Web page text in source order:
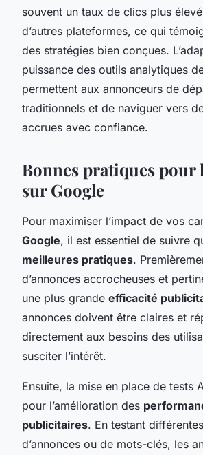
souvent un taux de clics plus
d’autres plateformes, ce qui
des stratégies bien conçues.
puissance des outils analytiques
permettent aux annonceurs de
traditionnels et de naviguer vers
accrues avec confiance.
Bonnes pratiques
sur Google
Pour maximiser l’impact de vos
Google, il est essentiel de suivre
meilleures pratiques.
d’annonces accrocheuses et
une plus grande efficacité
annonces doivent être claires et
directement aux besoins des
susciter l’intérêt.
Ensuite, la mise en place de tests
pour l’amélioration des
publicitaires. En testant
d’annonces ou de mots-clés, les